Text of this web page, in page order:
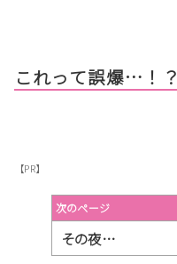
これって誤爆…！？
【PR】
次のページ
その夜…